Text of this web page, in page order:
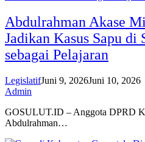
Abdulrahman Akase
Jadikan Kasus Sapu di
sebagai Pelajaran
LegislatifJuni 9, 2026Juni 10, 2026
Admin
GOSULUT.ID – Anggota DPRD
Abdulrahman…